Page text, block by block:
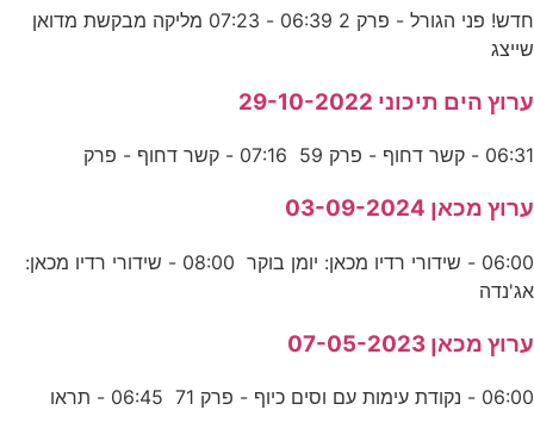
חדש! פני הגורל - פרק 2 06:39 - 07:23 מליקה מבקשת מדואן
שייצג
ערוץ הים תיכוני 29-10-2022
06:31 - קשר דחוף - פרק 59 07:16 - קשר דחוף - פרק
ערוץ מכאן 03-09-2024
06:00 - שידורי רדיו מכאן: יומן בוקר 08:00 - שידורי רדיו מכאן:
אג'נדה
ערוץ מכאן 07-05-2023
06:00 - נקודת עימות עם וסים כיוף - פרק 71 06:45 - תראו